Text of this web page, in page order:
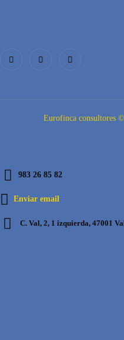
Eurofinca consultores
983 26 85 82
Enviar email
C. Val, 2, 1 izquierda, 47001